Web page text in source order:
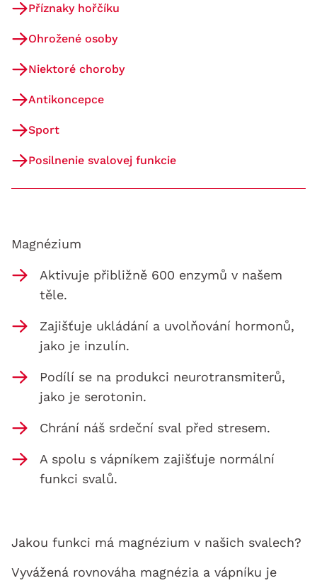
Příznaky hořčíku
Ohrožené osoby
Niektoré choroby
Antikoncepce
Sport
Posilnenie svalovej funkcie
Magnézium
Aktivuje přibližně 600 enzymů v našem
těle.
Zajišťuje ukládání a uvolňování hormonů,
jako je inzulín.
Podílí se na produkci neurotransmiterů,
jako je serotonin.
Chrání náš srdeční sval před stresem.
A spolu s vápníkem zajišťuje normální
funkci svalů.
Jakou funkci má magnézium v našich svalech?
Vyvážená rovnováha magnézia a vápníku je